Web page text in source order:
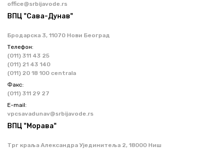
office@srbijavode.rs
ВПЦ "Сава-Дунав"
Бродарска 3, 11070 Нови Београд
Телефон:
(011) 311 43 25
(011) 21 43 140
(011) 20 18 100 centrala
Факс:
(011) 311 29 27
Е-mail:
vpcsavadunav@srbijavode.rs
ВПЦ "Морава"
Трг краља Александра Ујединитеља 2, 18000 Ниш